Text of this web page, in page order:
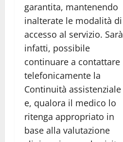
garantita, mantenendo
inalterate le modalità di
accesso al servizio.
infatti, possibile
continuare a contattare
telefonicamente la
Continuità assistenziale
e, qualora il medico lo
ritenga appropriato in
base alla valutazione